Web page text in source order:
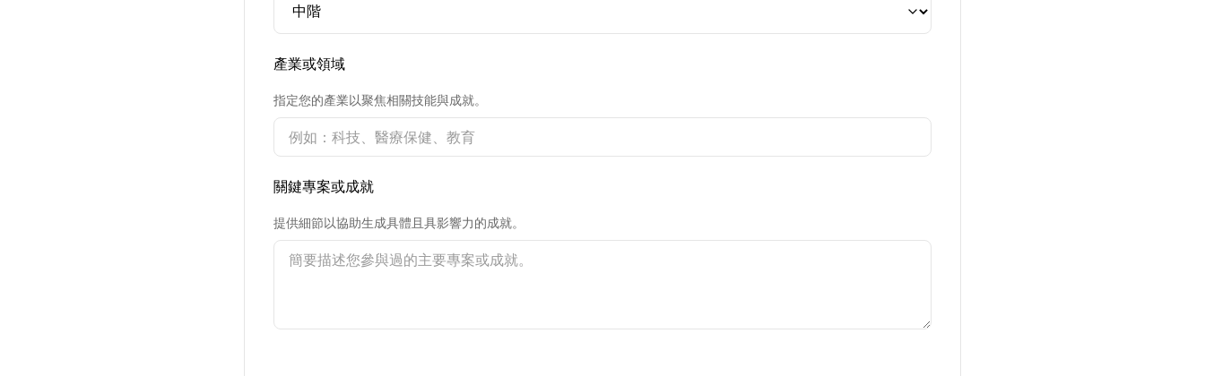
產業或領域
指定您的產業以聚焦相關技能與成就。
關鍵專案或成就
提供細節以協助生成具體且具影響力的成就。